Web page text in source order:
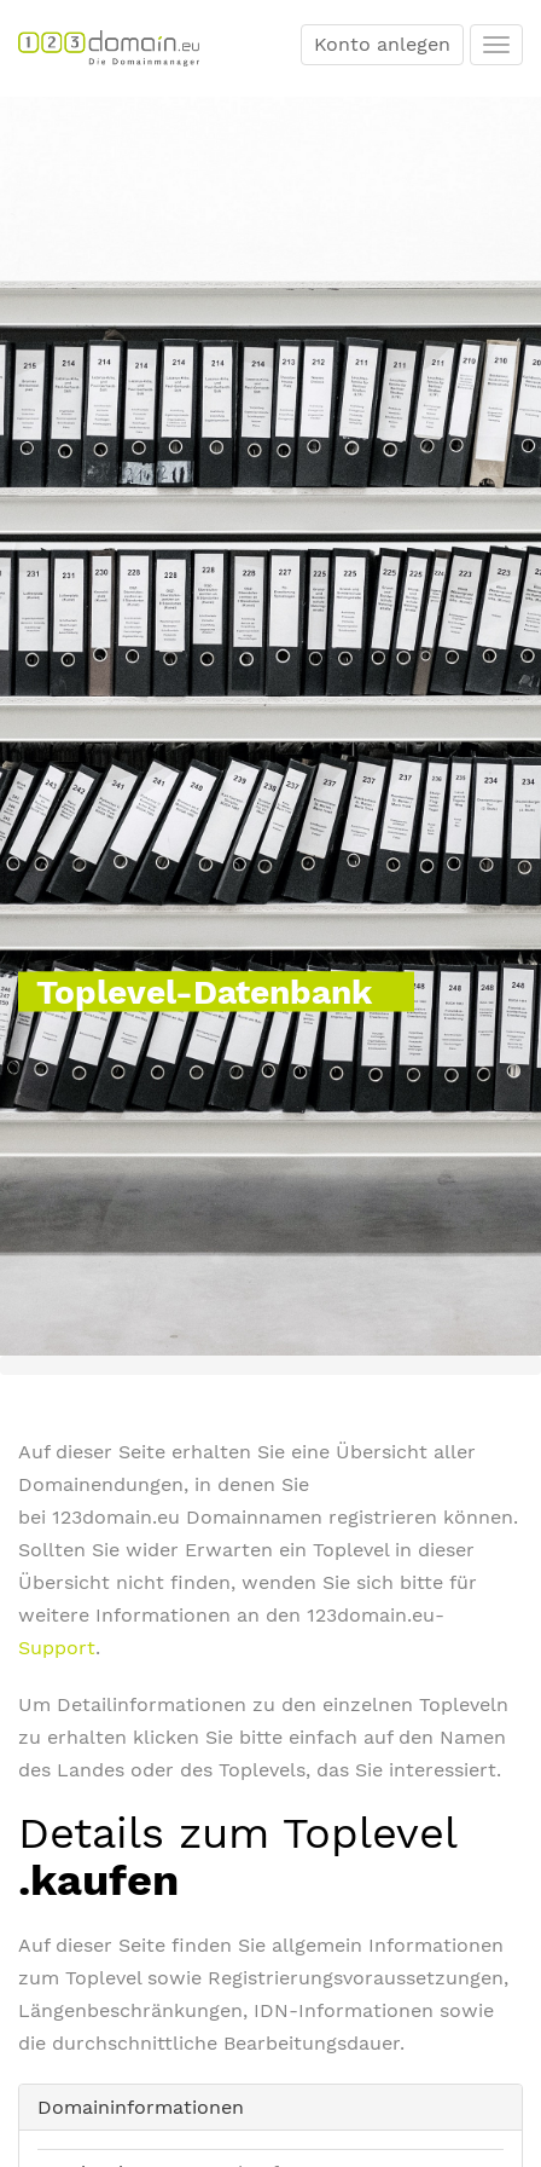
Konto anlegen
Toplevel-Datenbank
Auf dieser Seite erhalten Sie eine Übersicht aller
Domainendungen, in denen Sie
bei 123domain.eu Domainnamen registrieren können.
Sollten Sie wider Erwarten ein Toplevel in dieser
Übersicht nicht finden, wenden Sie sich bitte für
weitere Informationen an den 123domain.eu-
Support.
Um Detailinformationen zu den einzelnen Topleveln
zu erhalten klicken Sie bitte einfach auf den Namen
des Landes oder des Toplevels, das Sie interessiert.
Details zum Toplevel
.kaufen
Auf dieser Seite finden Sie allgemein Informationen
zum Toplevel sowie Registrierungsvoraussetzungen,
Längenbeschränkungen, IDN-Informationen sowie
die durchschnittliche Bearbeitungsdauer.
Domaininformationen